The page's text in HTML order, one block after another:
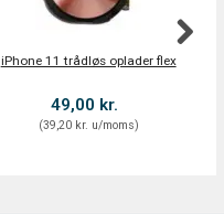
iPhone 11 trådløs oplader flex
49,00 kr.
(39,20 kr. u/moms)